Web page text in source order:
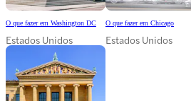
O que fazer em Washington DC
Estados Unidos
O que fazer em Chicago
Estados Unidos